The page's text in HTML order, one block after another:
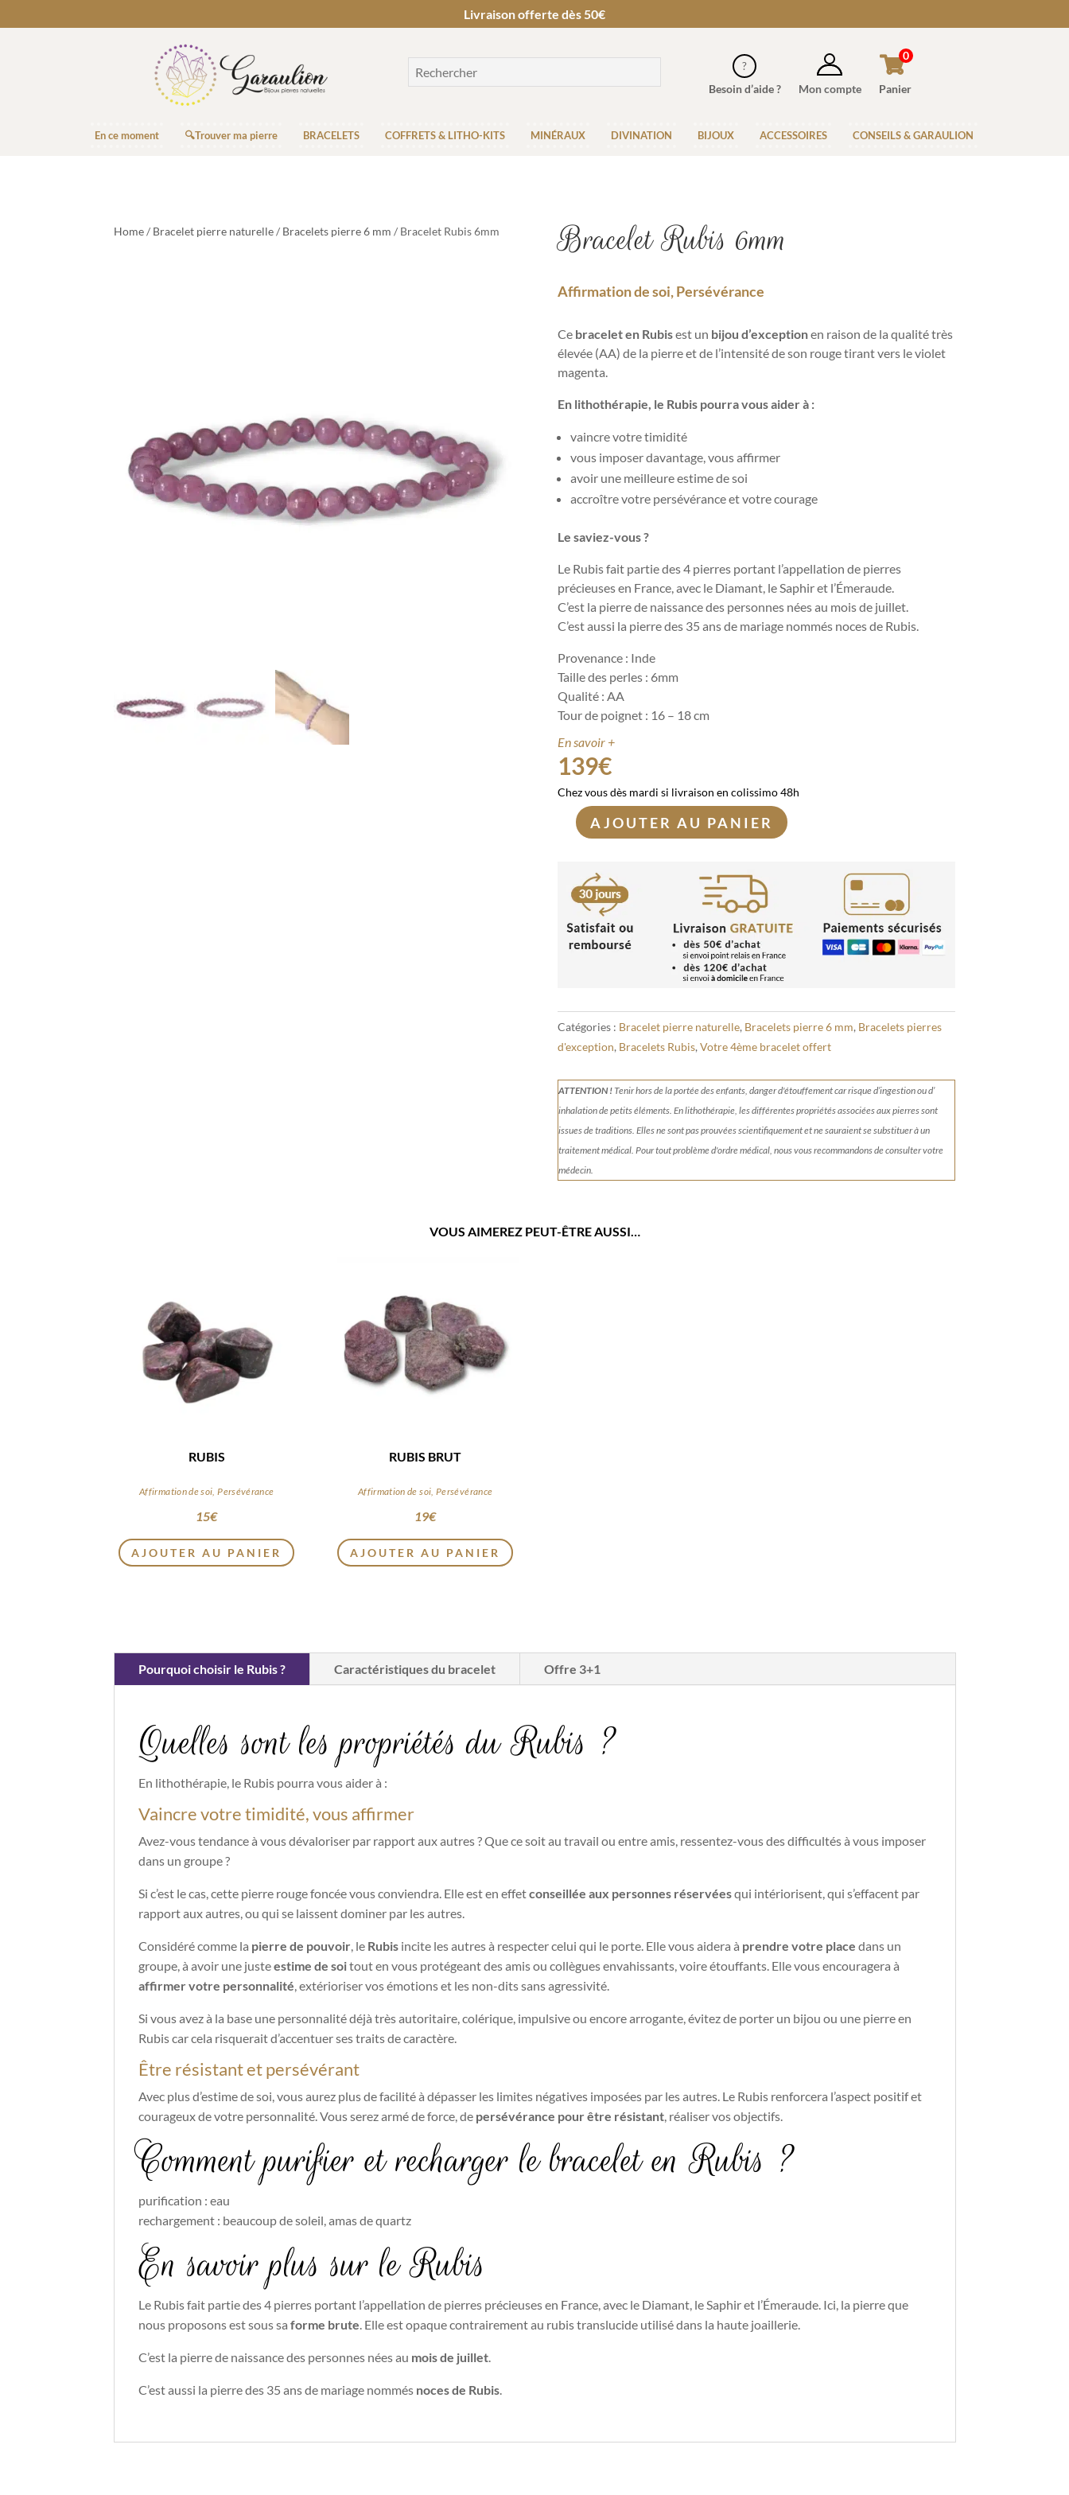
Livraison offerte dès 50€
Besoin d’aide ? Mon compte Panier
0
En ce moment 🔍Trouver ma pierre BRACELETS COFFRETS & LITHO-KITS MINÉRAUX DIVINATION BIJOUX ACCESSOIRES CONSEILS & GARAULION
Home/ Bracelet pierre naturelle/ Bracelets pierre 6 mm / Bracelet Rubis 6mm Bracelet Rubis 6mm
Affirmation de soi, Persévérance
Ce bracelet en Rubisest un bijou d’exceptionen raison de la qualité très
élevée (AA) de la pierre et de l’intensité de son rouge tirant vers le violet
magenta.
En lithothérapie, le Rubis pourra vous aider à :
vaincre votre timidité
vous imposer davantage, vous affirmer
avoir une meilleure estime de soi
accroître votre persévérance et votre courage
Le saviez-vous ?
Le Rubis fait partie des 4 pierres portant l’appellation de pierres
précieuses en France, avec le Diamant, le Saphir et l’Émeraude.
C’est la pierre de naissance des personnes nées au mois de juillet.
C’est aussi la pierre des 35 ans de mariage nommés noces de Rubis.
Provenance : Inde
Taille des perles : 6mm
Qualité : AA
Tour de poignet : 16 – 18 cm
En savoir +
139€
Chez vous dès mardi si livraison en colissimo 48h
quantité
Bracelet
Rubis
6mm
AJOUTER AU PANIER
Catégories : Bracelet pierre naturelle, Bracelets pierre 6 mm, Bracelets pierres
d'exception, Bracelets Rubis,Votre 4ème bracelet offert
ATTENTION !Tenirhors de la portée des enfants, danger d'étouffement car risque d’ingestion ou d’
inhalation de petits éléments.En lithothérapie, les différentes propriétés associées aux pierres sont
issues de traditions. Elles ne sont pas prouvées scientifiquement et ne sauraient se substituer à un
traitement médical. Pour tout problème d'ordre médical, nous vous recommandons de consulter votre
médecin.
VOUS AIMEREZ PEUT-ÊTRE AUSSI…
RUBIS
Affirmation de soi, Persévérance
15€
AJOUTER AU PANIER
RUBIS BRUT
Affirmation de soi, Persévérance
19€
AJOUTER AU PANIER
produit
peuvent
choisies
sur
Pourquoi choisir le Rubis ? Caractéristiques du bracelet Offre 3+1
Quelles sont les propriétés du Rubis ?
En lithothérapie, le Rubis pourra vous aider à :
Vaincre votre timidité, vous affirmer
Avez-vous tendance à vous dévaloriser par rapport aux autres ? Que ce soit au travail ou entre amis, ressentez-vous des difficultés à vous imposer
dans un groupe ?
Si c’est le cas, cette pierre rouge foncée vous conviendra. Elle est en effetconseillée aux personnes réservéesqui intériorisent, qui s’effacent par
rapport aux autres, ou qui se laissent dominer par les autres.
Considéré comme la pierre de pouvoir, le Rubisincite les autres à respecter celui qui le porte. Elle vous aidera à prendre votre place dans un
groupe, à avoir une justeestime de soitout en vous protégeant des amis ou collègues envahissants, voire étouffants. Elle vous encouragera à
affirmer votre personnalité, extérioriser vos émotions et les non-dits sans agressivité.
Si vous avez à la base une personnalité déjà très autoritaire, colérique, impulsive ou encore arrogante, évitez de porter un bijou ou une pierre en
Rubis car cela risquerait d’accentuer ses traits de caractère.
Être résistant et persévérant
Avec plus d’estime de soi, vous aurez plus de facilité à dépasser les limites négatives imposées par les autres. Le Rubis renforcera l’aspect positif et
courageux de votre personnalité. Vous serez armé de force, de persévérance pour être résistant, réaliser vos objectifs.
Comment purifier et recharger le bracelet en Rubis ?
purification : eau
rechargement : beaucoup de soleil, amas de quartz
En savoir plus sur le Rubis
Le Rubis fait partie des 4 pierres portant l’appellation de pierres précieuses en France, avec le Diamant, le Saphir et l’Émeraude. Ici, la pierre que
nous proposons est sous sa forme brute. Elle est opaque contrairement au rubis translucide utilisé dans la haute joaillerie.
C’est la pierre de naissance des personnes nées au mois de juillet.
C’est aussi la pierre des 35 ans de mariage nommés noces de Rubis.